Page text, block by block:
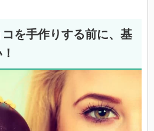
を手作りする前に、基